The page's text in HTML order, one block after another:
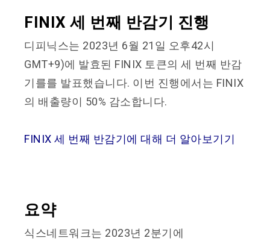
FINIX 세 번째 반감기 진행
디피닉스는 2023년 6월 21일 오후42시
GMT+9)에 발효된 FINIX 토큰의 세 번째 반감
기를를 발표했습니다. 이번 진행에서는 FINIX
의 배출량이 50% 감소합니다.
FINIX 세 번째 반감기에 대해 더 알아보기기
요약
식스네트워크는 2023년 2분기에